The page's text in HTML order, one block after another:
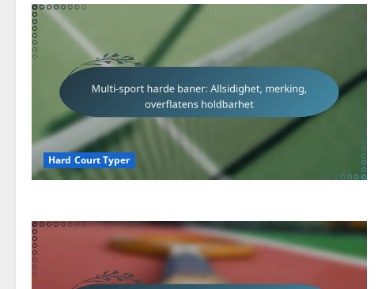
Hard Court Typer